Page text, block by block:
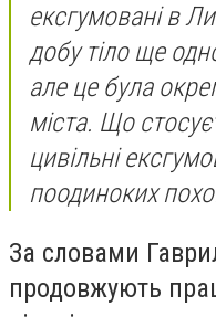
ексгумовані в
добу тіло ще
але це була
міста. Що
цивільні
поодиноких
За словами
продовжують